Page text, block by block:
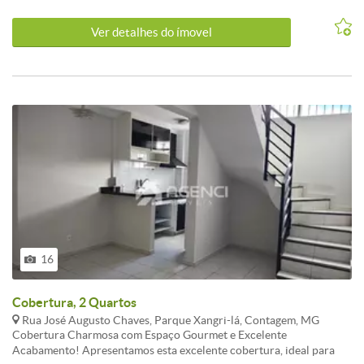
Ver detalhes do ímovel
16
Cobertura, 2 Quartos
Rua José Augusto Chaves, Parque Xangri-lá, Contagem, MG
Cobertura Charmosa com Espaço Gourmet e Excelente
Acabamento! Apresentamos esta excelente cobertura, ideal para